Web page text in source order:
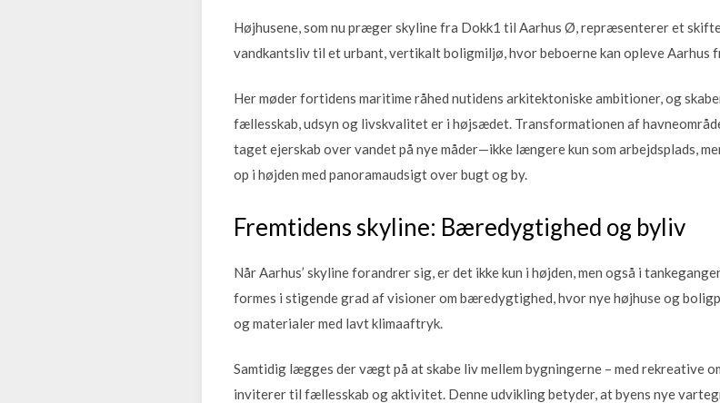
Højhusene, som nu præger skyline fra Dokk1 til Aarhus Ø, repræsenterer et
vandkantsliv til et urbant, vertikalt boligmiljø, hvor beboerne kan opleve Aarhus
Her møder fortidens maritime råhed nutidens arkitektoniske ambitioner, og
fællesskab, udsyn og livskvalitet er i højsædet. Transformationen af
taget ejerskab over vandet på nye måder—ikke længere kun som arbejdsplads,
op i højden med panoramaudsigt over bugt og by.
Fremtidens skyline: Bæredygtighed og byliv
Når Aarhus’ skyline forandrer sig, er det ikke kun i højden, men også i
formes i stigende grad af visioner om bæredygtighed, hvor nye højhuse og
og materialer med lavt klimaaftryk.
Samtidig lægges der vægt på at skabe liv mellem bygningerne – med rekreative
inviterer til fællesskab og aktivitet. Denne udvikling betyder, at byens nye